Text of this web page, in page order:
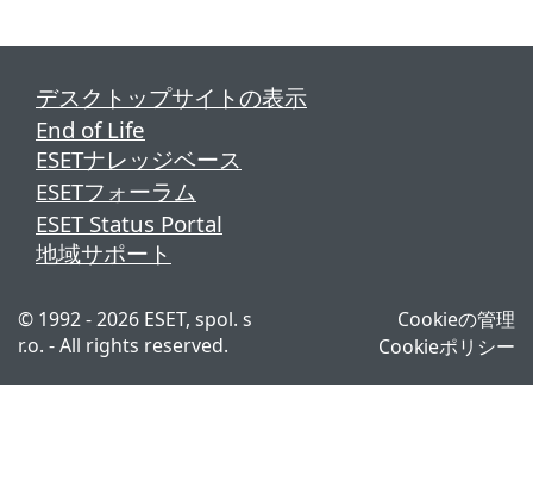
デスクトップサイトの表示
End of Life
ESETナレッジベース
ESETフォーラム
ESET Status Portal
地域サポート
© 1992 - 2026 ESET, spol. s
r.o. - All rights reserved.
Cookieの管理
Cookieポリシー